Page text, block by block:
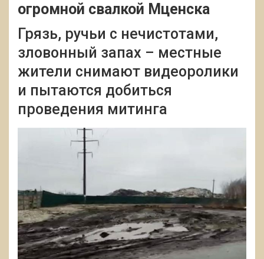
огромной свалкой Мценска
Грязь, ручьи с нечистотами,
зловонный запах – местные
жители снимают видеоролики
и пытаются добиться
проведения митинга